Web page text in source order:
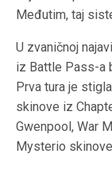
Međutim, taj
U zvaničnoj
iz Battle Pass-a
Prva tura je
skinove iz
Gwenpool, War
Mysterio